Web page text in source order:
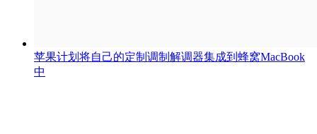
苹果计划将自己的定制调制解调器集成到蜂窝MacBook
中